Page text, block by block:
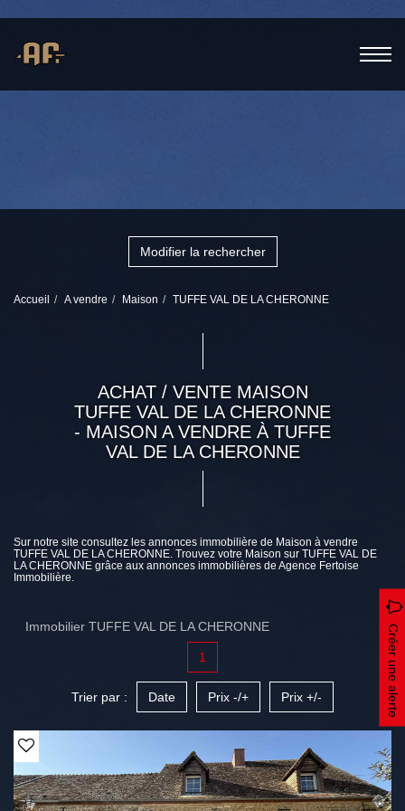
Modifier la rechercher
Accueil A vendre Maison TUFFE VAL DE LA CHERONNE
ACHAT / VENTE MAISON
TUFFE VAL DE LA CHERONNE
- MAISON A VENDRE À TUFFE
VAL DE LA CHERONNE
Sur notre site consultez les annonces immobilière de Maison à vendre
TUFFE VAL DE LA CHERONNE. Trouvez votre Maison sur TUFFE VAL DE
LA CHERONNE grâce aux annonces immobilières de Agence Fertoise
Immobilière.
Immobilier TUFFE VAL DE LA CHERONNE Créer une alerte
1
Trier par : Date Prix -/+ Prix +/-